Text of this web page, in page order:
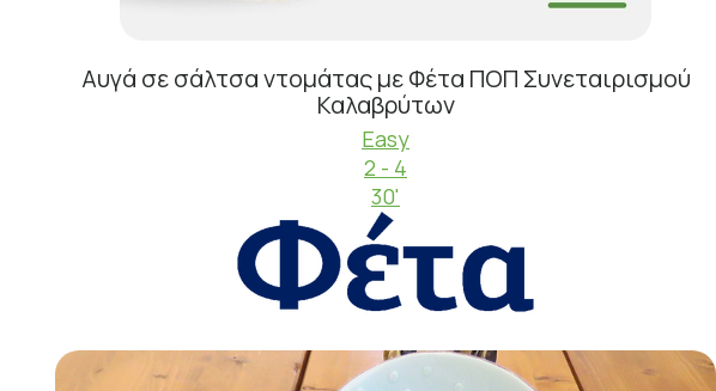
Αυγά σε σάλτσα ντομάτας με Φέτα ΠΟΠ Συνεταιρισμού
Καλαβρύτων
Easy
2 - 4
30'